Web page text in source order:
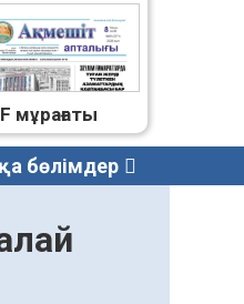
мұрағаты
бөлімдер